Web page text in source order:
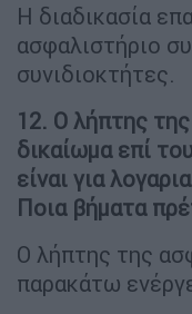
Η διαδικασία
ασφαλιστήριο
συνιδιοκτήτες.
12. Ο λήπτης
δικαίωμα επί
είναι για
Ποια βήματα
Ο λήπτης της
παρακάτω